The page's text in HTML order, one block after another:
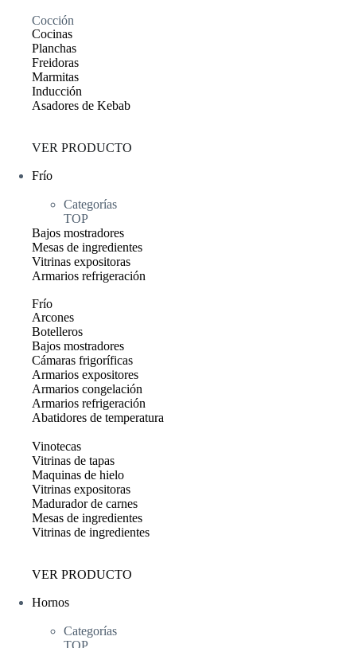
Cocción
Cocinas
Planchas
Freidoras
Marmitas
Inducción
Asadores de Kebab
VER PRODUCTO
Frío
Categorías
TOP
Bajos mostradores
Mesas de ingredientes
Vitrinas expositoras
Armarios refrigeración
Frío
Arcones
Botelleros
Bajos mostradores
Cámaras frigoríficas
Armarios expositores
Armarios congelación
Armarios refrigeración
Abatidores de temperatura
Vinotecas
Vitrinas de tapas
Maquinas de hielo
Vitrinas expositoras
Madurador de carnes
Mesas de ingredientes
Vitrinas de ingredientes
VER PRODUCTO
Hornos
Categorías
TOP